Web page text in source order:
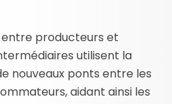
entre producteurs et
utilisent la
nouveaux ponts entre les
aidant ainsi les